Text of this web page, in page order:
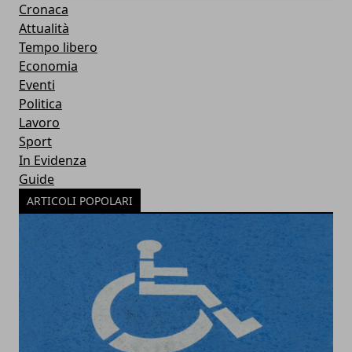
Cronaca
Attualità
Tempo libero
Economia
Eventi
Politica
Lavoro
Sport
In Evidenza
Guide
ARTICOLI POPOLARI